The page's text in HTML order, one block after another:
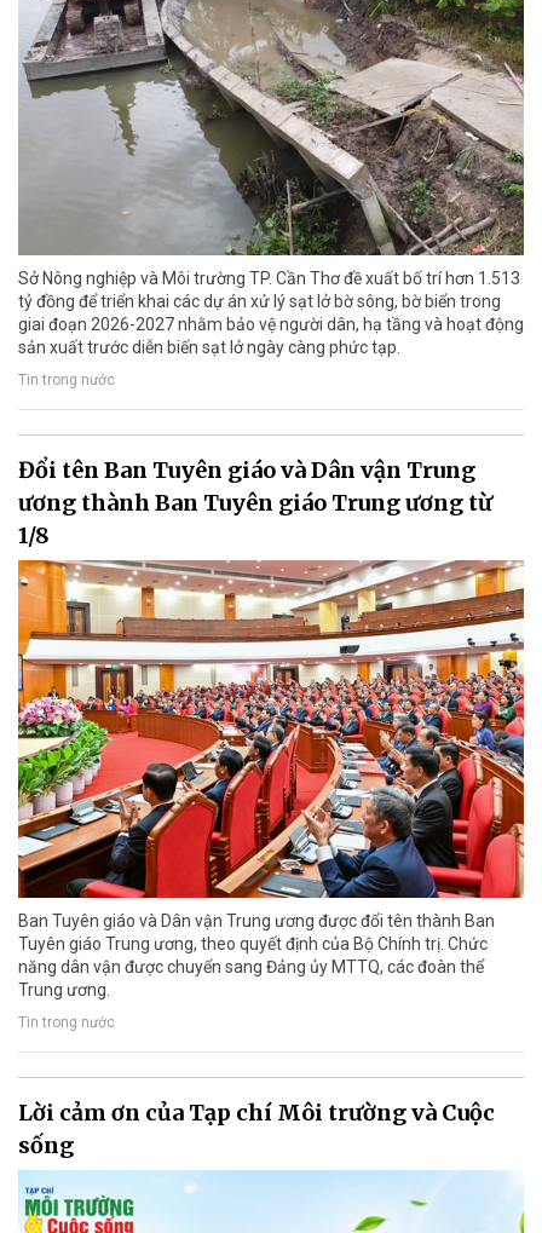
Sở Nông nghiệp và Môi trường TP. Cần Thơ đề xuất bố trí hơn 1.513
tỷ đồng để triển khai các dự án xử lý sạt lở bờ sông, bờ biển trong
giai đoạn 2026-2027 nhằm bảo vệ người dân, hạ tầng và hoạt động
sản xuất trước diễn biến sạt lở ngày càng phức tạp.
Tin trong nước
Đổi tên Ban Tuyên giáo và Dân vận Trung
ương thành Ban Tuyên giáo Trung ương từ
1/8
Ban Tuyên giáo và Dân vận Trung ương được đổi tên thành Ban
Tuyên giáo Trung ương, theo quyết định của Bộ Chính trị. Chức
năng dân vận được chuyển sang Đảng ủy MTTQ, các đoàn thể
Trung ương.
Tin trong nước
Lời cảm ơn của Tạp chí Môi trường và Cuộc
sống